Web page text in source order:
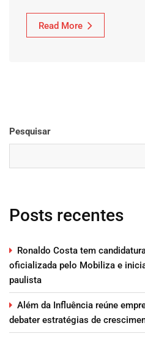
Read More
Pesquisar
Posts recentes
Ronaldo Costa tem
oficializada pelo Mobiliza e
paulista
Além da Influência reúne
debater estratégias de